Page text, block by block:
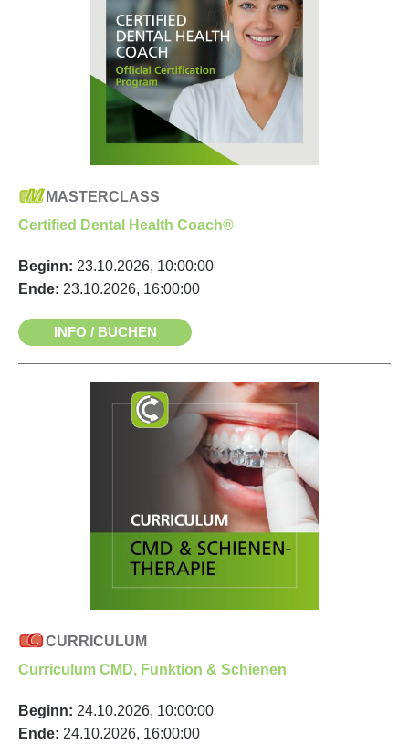
MASTERCLASS
Certified Dental Health Coach®
Beginn: 23.10.2026, 10:00:00
Ende: 23.10.2026, 16:00:00
INFO / BUCHEN
CURRICULUM
Curriculum CMD, Funktion & Schienen
Beginn: 24.10.2026, 10:00:00
Ende: 24.10.2026, 16:00:00